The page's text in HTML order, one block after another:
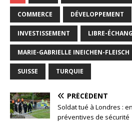
COMMERCE DÉVELOPPEMENT
INVESTISSEMENT LIBRE-
MARIE-GABRIELLE INEICHEN-FLEISCH
SUISSE TURQUIE
PRÉCÉDENT
Soldat tué à Londres :
préventives de sécurité